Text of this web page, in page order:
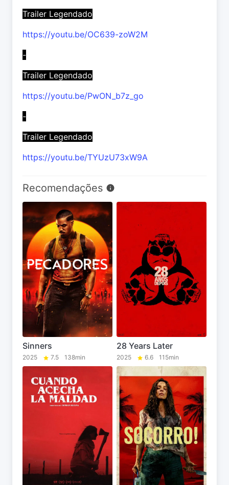
Trailer Legendado
https://youtu.be/OC639-zoW2M
-
Trailer Legendado
https://youtu.be/PwON_b7z_go
-
Trailer Legendado
https://youtu.be/TYUzU73xW9A
Recomendações
Sinners
2025 7.5 138min
28 Years Later
2025 6.6 115min